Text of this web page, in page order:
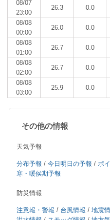
08/07
23:00
26.3 0.0
08/08
00:00
26.0 0.0
08/08
01:00
26.7 0.0
08/08
02:00
26.7 0.0
08/08
03:00
25.9 0.0
その他の情報
天気予報
分布予報 / 今日明日の予報 / ポ
寒・暖侯期予報
防災情報
注意報・警報 / 台風情報 / 地震